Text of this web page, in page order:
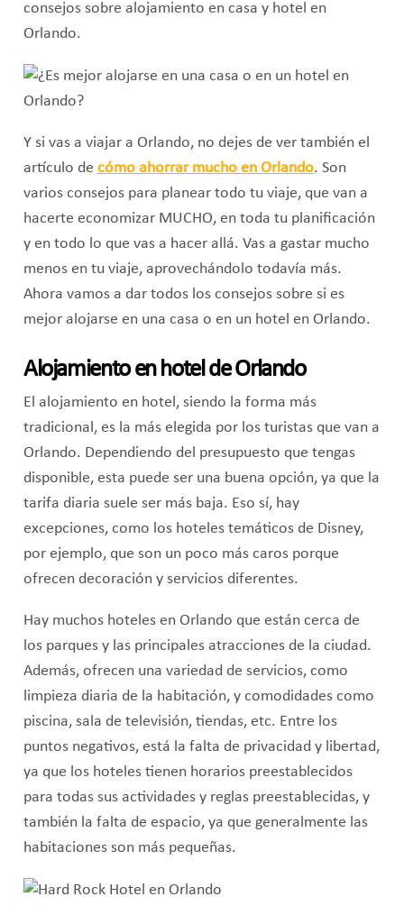
consejos sobre alojamiento en casa y hotel en
Orlando.
Y si vas a viajar a Orlando, no dejes de ver también el
artículo de cómo ahorrar mucho en Orlando. Son
varios consejos para planear todo tu viaje, que van a
hacerte economizar MUCHO, en toda tu planificación
y en todo lo que vas a hacer allá. Vas a gastar mucho
menos en tu viaje, aprovechándolo todavía más.
Ahora vamos a dar todos los consejos sobre si es
mejor alojarse en una casa o en un hotel en Orlando.
Alojamiento en hotel de Orlando
El alojamiento en hotel, siendo la forma más
tradicional, es la más elegida por los turistas que van a
Orlando. Dependiendo del presupuesto que tengas
disponible, esta puede ser una buena opción, ya que la
tarifa diaria suele ser más baja. Eso sí, hay
excepciones, como los hoteles temáticos de Disney,
por ejemplo, que son un poco más caros porque
ofrecen decoración y servicios diferentes.
Hay muchos hoteles en Orlando que están cerca de
los parques y las principales atracciones de la ciudad.
Además, ofrecen una variedad de servicios, como
limpieza diaria de la habitación, y comodidades como
piscina, sala de televisión, tiendas, etc. Entre los
puntos negativos, está la falta de privacidad y libertad,
ya que los hoteles tienen horarios preestablecidos
para todas sus actividades y reglas preestablecidas, y
también la falta de espacio, ya que generalmente las
habitaciones son más pequeñas.